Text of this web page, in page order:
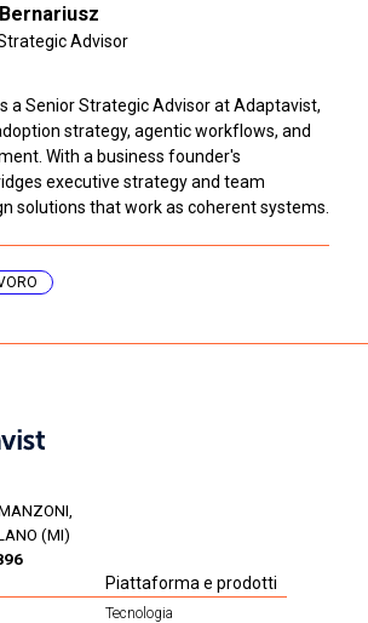
Advisor
a Senior Strategic Advisor at Adaptavist,
strategy, agentic workflows, and
With a business founder's
executive strategy and team
solutions that work as coherent systems.
(MI)
Piattaforma e prodotti
Tecnologia